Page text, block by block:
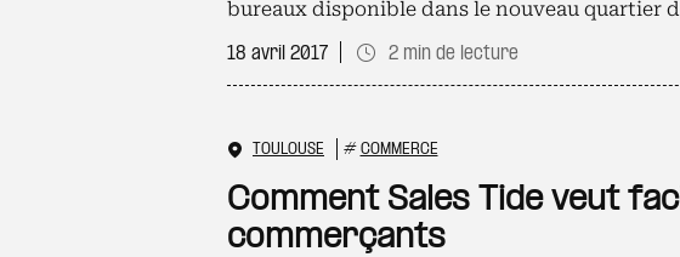
bureaux disponible dans le nouveau quartier
18 avril 2017 2 min de lecture
TOULOUSE # COMMERCE
Comment Sales Tide veut
commerçants